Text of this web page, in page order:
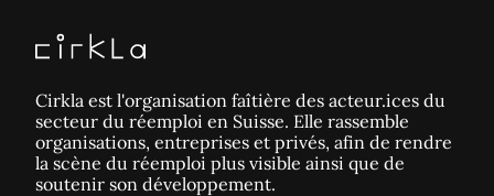
Cirkla est l'organisation faîtière des acteur.ices du
secteur du réemploi en Suisse. Elle rassemble
organisations, entreprises et privés, afin de rendre
la scène du réemploi plus visible ainsi que de
soutenir son développement.